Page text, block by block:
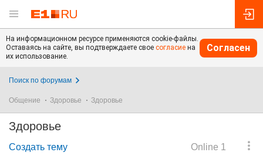
На информационном ресурсе применяются cookie-файлы.
Оставаясь на сайте, вы подтверждаете свое согласие на
их использование.
Согласен
Поиск по форумам
Общение Здоровье Здоровье
Здоровье
Online 1
Создать тему